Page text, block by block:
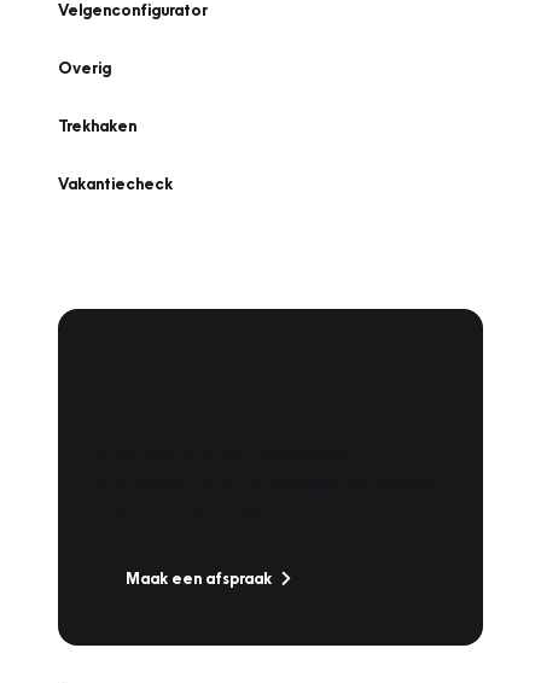
Velgenconfigurator
Overig
Trekhaken
Vakantiecheck
Maak een afspraak